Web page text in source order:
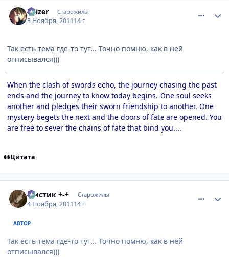
Kaizer Старожилы
3 Ноября, 201114 г
Так есть тема где-то тут... Точно помню, как в ней
отписывался)))
When the clash of swords echo, the journey chasing the past
ends and the journey to know today begins. One soul seeks
another and pledges their sworn friendship to another. One
mystery begets the next and the doors of fate are opened. You
are free to sever the chains of fate that bind you....
Цитата
Мистик +-+ Старожилы
4 Ноября, 201114 г
АВТОР
Так есть тема где-то тут... Точно помню, как в ней
отписывался)))